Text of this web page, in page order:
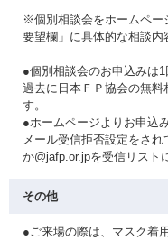
※個別相談会をホームペー
要望欄」に具体的な相談内
●個別相談会のお申込みは1
過去に日本ＦＰ協会の無料
す。
●ホームページよりお申込
メール受信拒否設定をさ
か@jafp.or.jpを受信リスト
その他
●ご来場の際は、マスク着